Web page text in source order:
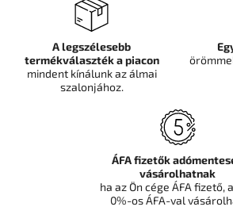
A legszélesebb
termékválaszték a piacon
mindent kínálunk az álmai
szalonjához.
ÁFA fizetők
vásárolhatnak
ha az Ön cége ÁFA fizető,
0%-os ÁFA-val